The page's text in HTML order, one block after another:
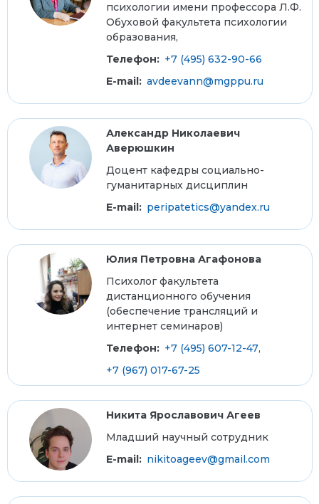
психологии имени профессора Л.Ф.
Обуховой факультета психологии
образования,
Телефон: +7 (495) 632-90-66
E-mail: avdeevann@mgppu.ru
Александр Николаевич
Аверюшкин
Доцент кафедры социально-
гуманитарных дисциплин
E-mail: peripatetics@yandex.ru
Юлия Петровна Агафонова
Психолог факультета
дистанционного обучения
(обеспечение трансляций и
интернет семинаров)
Телефон: +7 (495) 607-12-47,
+7 (967) 017-67-25
Никита Ярославович Агеев
Младший научный сотрудник
E-mail: nikitoageev@gmail.com